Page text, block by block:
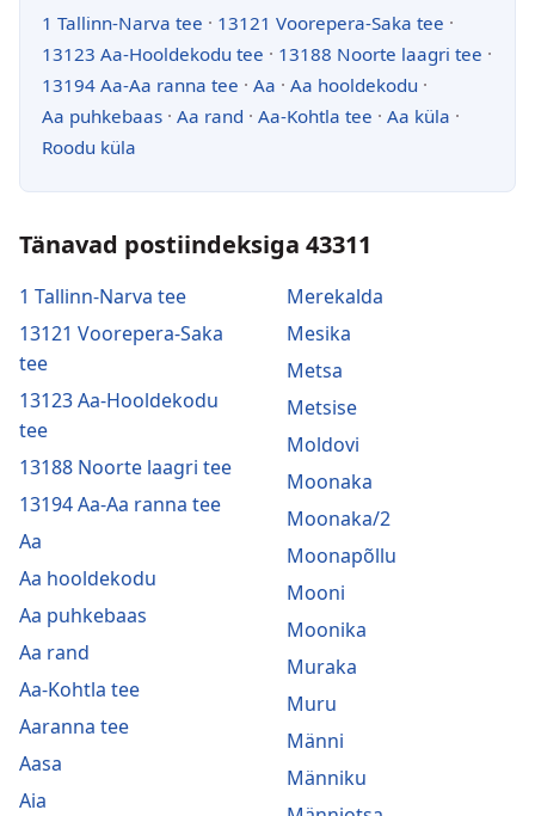
1 Tallinn-Narva tee · 13121 Voorepera-Saka tee ·
13123 Aa-Hooldekodu tee · 13188 Noorte laagri tee ·
13194 Aa-Aa ranna tee · Aa · Aa hooldekodu ·
Aa puhkebaas · Aa rand · Aa-Kohtla tee · Aa küla ·
Roodu küla
Tänavad postiindeksiga 43311
1 Tallinn-Narva tee
13121 Voorepera-Saka
tee
13123 Aa-Hooldekodu
tee
13188 Noorte laagri tee
13194 Aa-Aa ranna tee
Aa
Aa hooldekodu
Aa puhkebaas
Aa rand
Aa-Kohtla tee
Aaranna tee
Aasa
Aia
Merekalda
Mesika
Metsa
Metsise
Moldovi
Moonaka
Moonaka/2
Moonapõllu
Mooni
Moonika
Muraka
Muru
Männi
Männiku